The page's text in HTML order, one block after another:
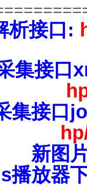
析接口:
集接口
集接口
新图
播放器